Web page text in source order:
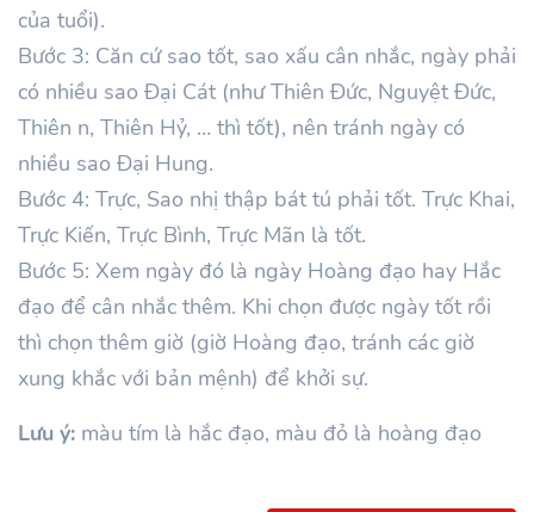
của tuổi).
Bước 3: Căn cứ sao tốt, sao xấu cân nhắc, ngày phải
có nhiều sao Đại Cát (như Thiên Đức, Nguyệt Đức,
Thiên n, Thiên Hỷ, … thì tốt), nên tránh ngày có
nhiều sao Đại Hung.
Bước 4: Trực, Sao nhị thập bát tú phải tốt. Trực Khai,
Trực Kiến, Trực Bình, Trực Mãn là tốt.
Bước 5: Xem ngày đó là ngày Hoàng đạo hay Hắc
đạo để cân nhắc thêm. Khi chọn được ngày tốt rồi
thì chọn thêm giờ (giờ Hoàng đạo, tránh các giờ
xung khắc với bản mệnh) để khởi sự.
Lưu ý: màu tím là hắc đạo, màu đỏ là hoàng đạo